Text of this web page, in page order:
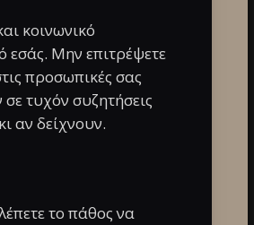
κοινωνικό
εσάς. Μην επιτρέψετε
προσωπικές σας
τυχόν συζητήσεις
αν δείχνουν.
το πάθος να